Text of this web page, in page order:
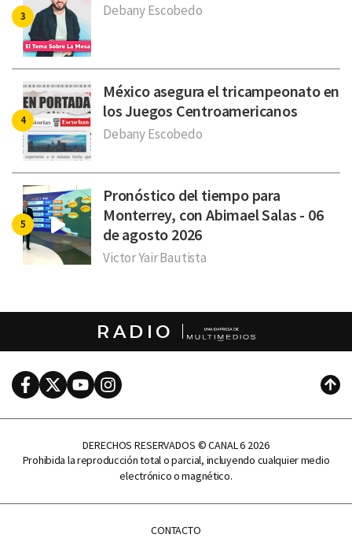
Debany Escobedo
México asegura el tricampeonato en
los Juegos Centroamericanos
Debany Escobedo
Pronóstico del tiempo para
Monterrey, con Abimael Salas - 06
de agosto 2026
Victor Yair Bautista
RADIO
FacebookTwitterYoutubeInstagram
DERECHOS RESERVADOS © CANAL 6 2026
Prohibida la reproducción total o parcial, incluyendo cualquier medio
electrónico o magnético.
CONTACTO